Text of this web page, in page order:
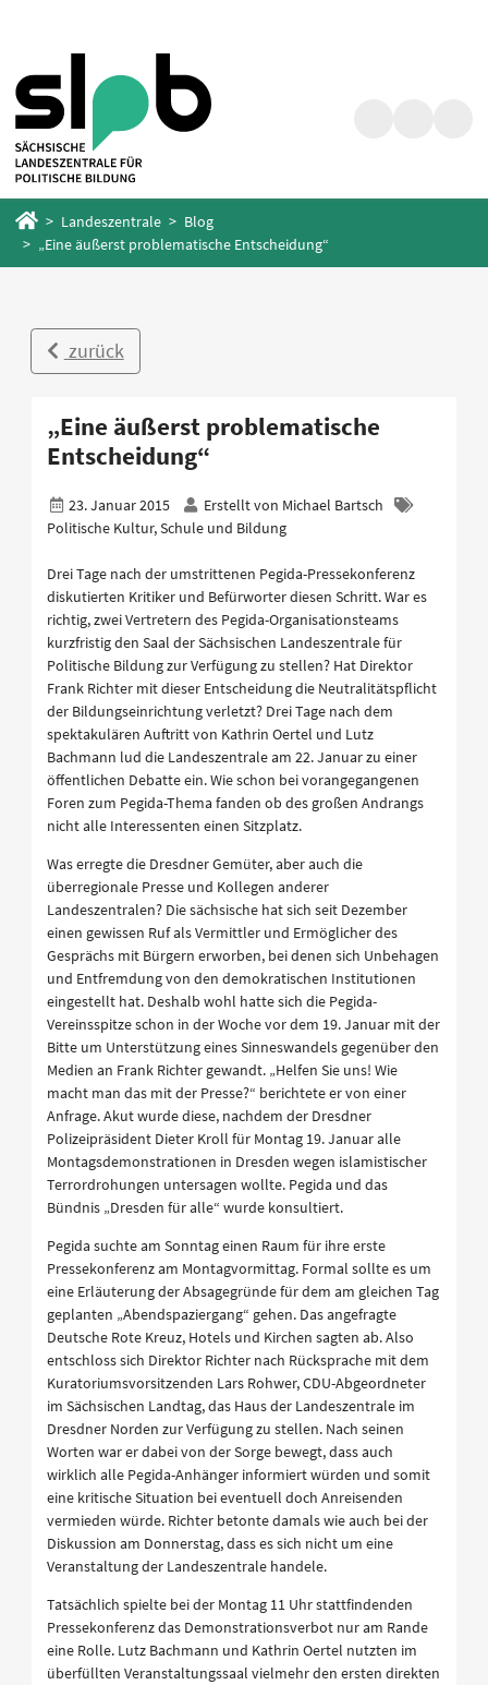
springen
springen
Startseite
Landeszentrale
Blog
„Eine äußerst problematische Entscheidung“
zurück
„Eine äußerst problematische
Entscheidung“
23. Januar 2015 Erstellt von Michael Bartsch
Politische Kultur, Schule und Bildung
Drei Tage nach der umstrittenen Pegida-Pressekonferenz
diskutierten Kritiker und Befürworter diesen Schritt. War es
richtig, zwei Vertretern des Pegida-Organisationsteams
kurzfristig den Saal der Sächsischen Landeszentrale für
Politische Bildung zur Verfügung zu stellen? Hat Direktor
Frank Richter mit dieser Entscheidung die Neutralitätspflicht
der Bildungseinrichtung verletzt? Drei Tage nach dem
spektakulären Auftritt von Kathrin Oertel und Lutz
Bachmann lud die Landeszentrale am 22. Januar zu einer
öffentlichen Debatte ein. Wie schon bei vorangegangenen
Foren zum Pegida-Thema fanden ob des großen Andrangs
nicht alle Interessenten einen Sitzplatz.
Was erregte die Dresdner Gemüter, aber auch die
überregionale Presse und Kollegen anderer
Landeszentralen? Die sächsische hat sich seit Dezember
einen gewissen Ruf als Vermittler und Ermöglicher des
Gesprächs mit Bürgern erworben, bei denen sich Unbehagen
und Entfremdung von den demokratischen Institutionen
eingestellt hat. Deshalb wohl hatte sich die Pegida-
Vereinsspitze schon in der Woche vor dem 19. Januar mit der
Bitte um Unterstützung eines Sinneswandels gegenüber den
Medien an Frank Richter gewandt. „Helfen Sie uns! Wie
macht man das mit der Presse?“ berichtete er von einer
Anfrage. Akut wurde diese, nachdem der Dresdner
Polizeipräsident Dieter Kroll für Montag 19. Januar alle
Montagsdemonstrationen in Dresden wegen islamistischer
Terrordrohungen untersagen wollte. Pegida und das
Bündnis „Dresden für alle“ wurde konsultiert.
Pegida suchte am Sonntag einen Raum für ihre erste
Pressekonferenz am Montagvormittag. Formal sollte es um
eine Erläuterung der Absagegründe für dem am gleichen Tag
geplanten „Abendspaziergang“ gehen. Das angefragte
Deutsche Rote Kreuz, Hotels und Kirchen sagten ab. Also
entschloss sich Direktor Richter nach Rücksprache mit dem
Kuratoriumsvorsitzenden Lars Rohwer, CDU-Abgeordneter
im Sächsischen Landtag, das Haus der Landeszentrale im
Dresdner Norden zur Verfügung zu stellen. Nach seinen
Worten war er dabei von der Sorge bewegt, dass auch
wirklich alle Pegida-Anhänger informiert würden und somit
eine kritische Situation bei eventuell doch Anreisenden
vermieden würde. Richter betonte damals wie auch bei der
Diskussion am Donnerstag, dass es sich nicht um eine
Veranstaltung der Landeszentrale handele.
Tatsächlich spielte bei der Montag 11 Uhr stattfindenden
Pressekonferenz das Demonstrationsverbot nur am Rande
eine Rolle. Lutz Bachmann und Kathrin Oertel nutzten im
überfüllten Veranstaltungssaal vielmehr den ersten direkten